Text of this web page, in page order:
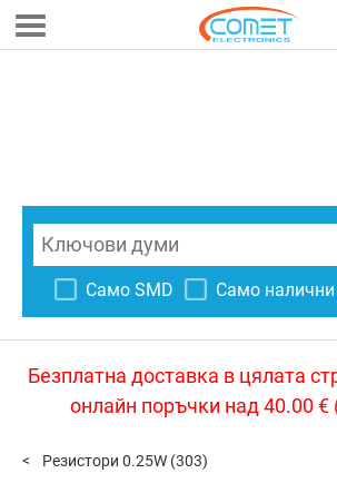
Само SMD Само налични
Безплатна доставка в цялата
онлайн поръчки над 40.00
Резистори 0.25W (303)